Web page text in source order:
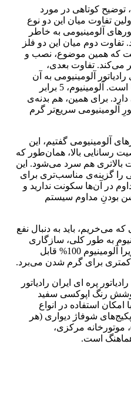
توضیح کوتاهی در مورد
تفاوت میان این دو نوع
آلومینیومی به خاطر
تفاوت دوم میان این دو فلز
که همین موضوع، نصب و
می‌کند. تفاوت بعدی،
آلومینیومی به آن
اشاره شد، خاصیت انتقال گرما است. آلومینیوم، 5 برابر
برای همین، هم بدنه‌ی
آلومینیومی سریع‌تر گرم
آلومینیومی گفتیم، این
رسانایی بالا، همان‌طور که
بالاتری هم سرد می‌شود. این
را گزینه‌ی مناسب‌تری برای
در آن‌ها سکونت ندارید و
بودنِ مداوم سیستم
می‌خریم، باید به دنبال نفع
به طور کلی، سازگاری
بیشتری با محیط زیست دارد، زیرا آلومینیوم 100% قابل
کمتری برای گرم شدن می‌برد.
خانواده رادیاتور پره ای ایران رادیاتور
رنگ اپوکسی سفید
استفاده در انواع
شوفاژ دیواری (هر
موتورخانه مرکزی،
است.